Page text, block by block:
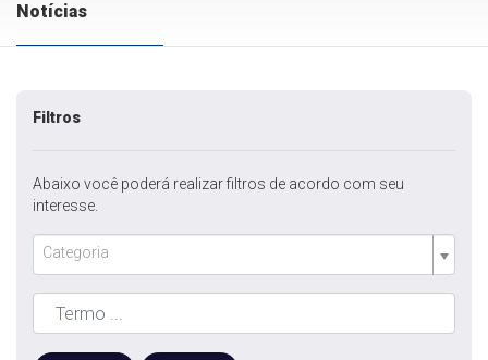
Notícias
Filtros
Abaixo você poderá realizar filtros de acordo com seu
interesse.
Categoria